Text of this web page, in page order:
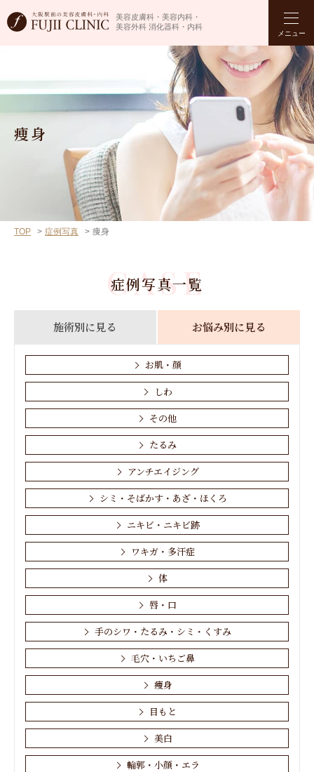
美容皮膚科・美容内科・
美容外科 消化器科・内科
メニュー
痩身
TOP 症例写真 痩身
症例写真一覧
CASE
施術別に見る お悩み別に見る
ACRS
POTENZA ポテンツァ
PQXピコレーザー
イオン導入
ウルセラリフト
ウルトラセルQ＋・HIFU
ウルトラフォーマー・HIFU
エレクトロポレーション
クールスカルプティング
スレッドリフト
ダーマペン
ノーズ(鼻)アップスレッドリフト
ノーリス
ハイドラフェイシャル
ヒアルロン酸注入
ピコウェイ
お肌・顔
しわ
その他
たるみ
アンチエイジング
シミ・そばかす・あざ・ほくろ
ニキビ・ニキビ跡
ワキガ・多汗症
体
唇・口
手のシワ・たるみ・シミ・くすみ
毛穴・いちご鼻
痩身
目もと
美白
輪郭・小顔・エラ